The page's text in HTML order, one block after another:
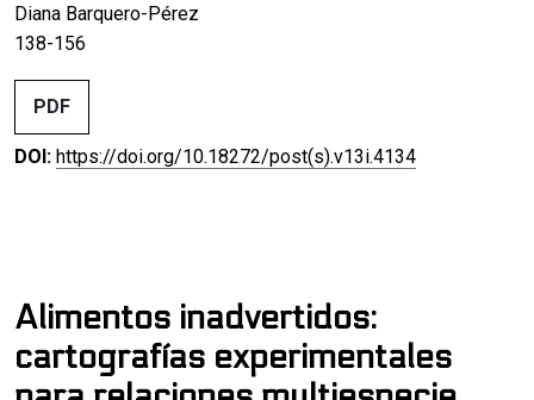
Diana Barquero-Pérez
138-156
PDF
DOI: https://doi.org/10.18272/post(s).v13i.4134
Alimentos inadvertidos:
cartografías experimentales